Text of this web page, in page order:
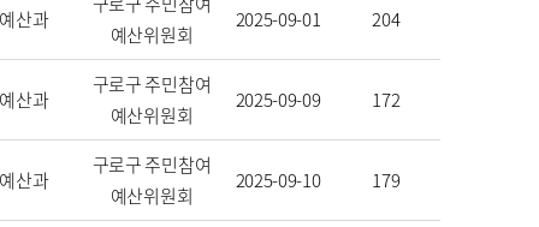
산과
예산위원회
2025-09-01 204
산과
구로구 주민참여
예산위원회
2025-09-09 172
산과
구로구 주민참여
예산위원회
2025-09-10 179